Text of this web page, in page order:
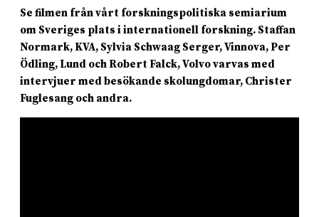
Se filmen från vårt forskningspolitiska semiarium
om Sveriges plats i internationell forskning. Staffan
Normark, KVA, Sylvia Schwaag Serger, Vinnova, Per
Ödling, Lund och Robert Falck, Volvo varvas med
intervjuer med besökande skolungdomar, Christer
Fuglesang och andra.